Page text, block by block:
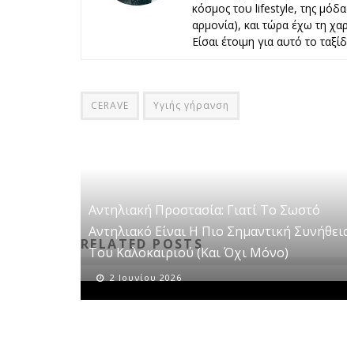
κόσμος του lifestyle, της
αρμονία), και τώρα έχω τη
Είσαι έτοιμη για αυτό το
CERAVE Υγιής γήρανση
RELATED POSTS
Αντηλιακή Προστασία: Γιατί Το Σωστό
Αντηλιακό Είναι Η Πιο Σημαντική
Του Καλοκαιριού (και Όχι Μόνο)
2 Ιουνίου 2026